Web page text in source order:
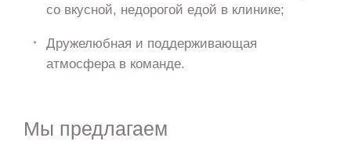
со вкусной, недорогой едой в клинике;
Дружелюбная и поддерживающая
атмосфера в команде.
Мы предлагаем